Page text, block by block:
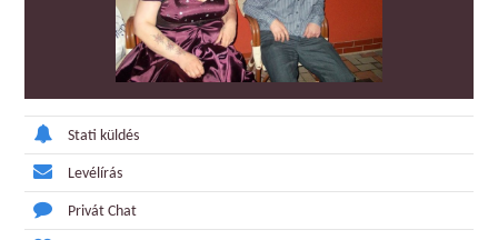
Stati küldés
Levélírás
Privát Chat